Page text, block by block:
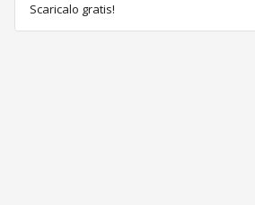
Scaricalo gratis!